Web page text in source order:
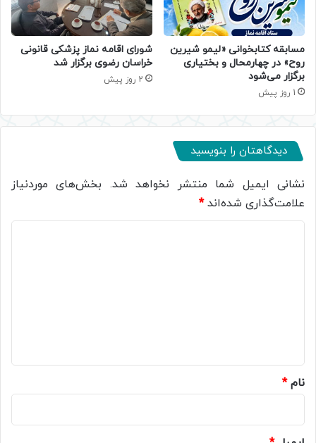
مسابقه کتابخوانی «لیمو شیرین
روح» در چهارمحال و بختیاری
برگزار می‌شود
1 روز پیش
شورای اقامه نماز پزشکی قانونی
خراسان رضوی برگزار شد
2 روز پیش
دیدگاهتان را بنویسید
نشانی ایمیل شما منتشر نخواهد شد. بخش‌های موردنیاز
علامت‌گذاری شده‌اند*
نام*